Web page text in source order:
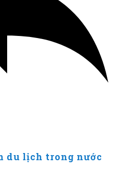
du lịch trong nước